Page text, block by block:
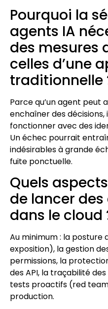
Pourquoi la
agents IA
des mesures
celles d’une
traditionnelle
Parce qu’un agent peut
enchaîner des
fonctionner avec des
Un échec pourrait
indésirables à grande
fuite ponctuelle.
Quels
de lancer des
dans le cloud
Au minimum : la
exposition), la gestion
permissions, la
des API, la traçabilité
tests proactifs (red
production.